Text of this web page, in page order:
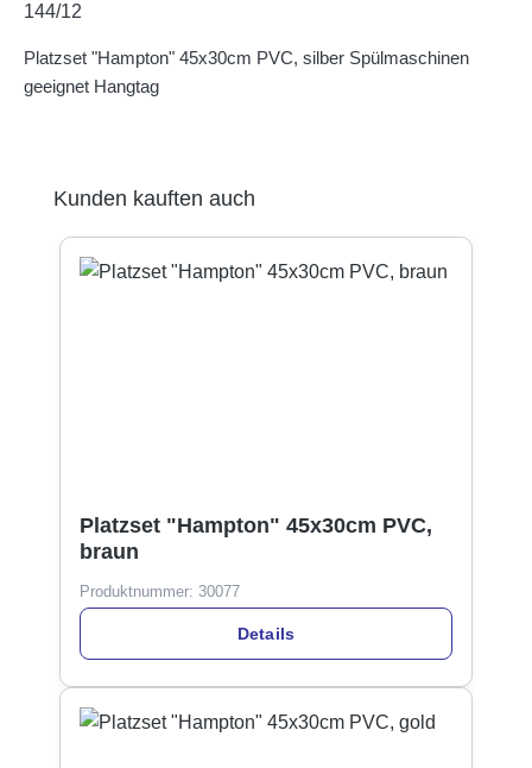
144/12
Platzset "Hampton" 45x30cm PVC, silber Spülmaschinen
geeignet Hangtag
Produktgalerie überspringen
Kunden kauften auch
Platzset "Hampton" 45x30cm PVC,
braun
Produktnummer: 30077
Details